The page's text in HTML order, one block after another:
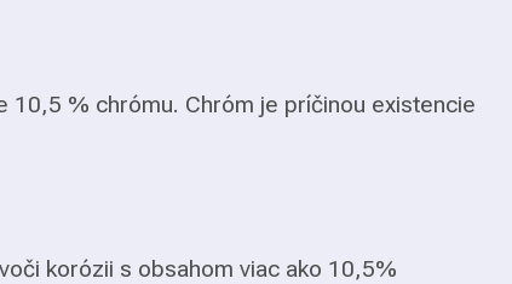
10,5 % chrómu. Chróm je príčinou existencie
korózii s obsahom viac ako 10,5%